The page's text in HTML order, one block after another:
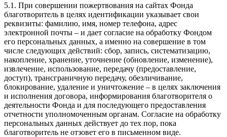
5.1. При совершении пожертвования на сайтах Фонда
благотворитель в целях идентификации указывает свои
реквизиты: фамилию, имя, номер телефона, адрес
электронной почты – и дает согласие на обработку Фондом
его персональных данных, а именно на совершение в том
числе следующих действий: сбор, запись, систематизацию,
накопление, хранение, уточнение (обновление, изменение),
извлечение, использование, передачу (предоставление,
доступ), трансграничную передачу, обезличивание,
блокирование, удаление и уничтожение – в целях заключения
и исполнения договора, информирования благотворителя о
деятельности Фонда и для последующего предоставления
отчетности уполномоченным органам. Согласие на обработку
персональных данных действует до тех пор, пока
благотворитель не отзовет его в письменном виде.